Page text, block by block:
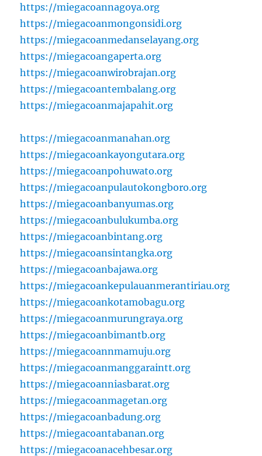
https://miegacoannagoya.org
https://miegacoanmongonsidi.org
https://miegacoanmedanselayang.org
https://miegacoangaperta.org
https://miegacoanwirobrajan.org
https://miegacoantembalang.org
https://miegacoanmajapahit.org
https://miegacoanmanahan.org
https://miegacoankayongutara.org
https://miegacoanpohuwato.org
https://miegacoanpulautokongboro.org
https://miegacoanbanyumas.org
https://miegacoanbulukumba.org
https://miegacoanbintang.org
https://miegacoansintangka.org
https://miegacoanbajawa.org
https://miegacoankepulauanmerantiriau.org
https://miegacoankotamobagu.org
https://miegacoanmurungraya.org
https://miegacoanbimantb.org
https://miegacoannmamuju.org
https://miegacoanmanggaraintt.org
https://miegacoanniasbarat.org
https://miegacoanmagetan.org
https://miegacoanbadung.org
https://miegacoantabanan.org
https://miegacoanacehbesar.org